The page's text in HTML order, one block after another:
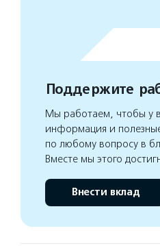
Поддержите
Мы работаем, чтобы у
информация и
по любому вопросу в
Вместе мы этого
Внести вклад